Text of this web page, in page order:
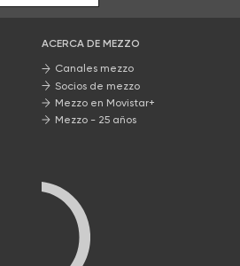
ACERCA DE MEZZO
Canales mezzo
Socios de mezzo
Mezzo en Movistar+
Mezzo - 25 años